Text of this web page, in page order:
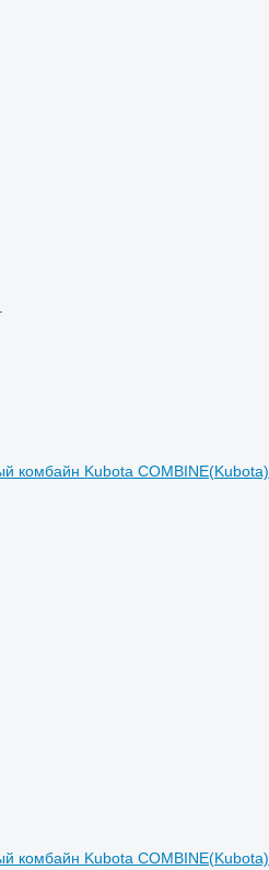
комбайн Kubota COMBINE(Kubota)
комбайн Kubota COMBINE(Kubota)